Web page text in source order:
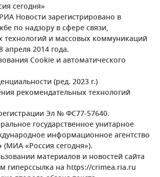
сегодня»
Новости зарегистрировано в
по надзору в сфере связи,
и массовых коммуникаций
апреля 2014 года.
Cookie и автоматического
(ред. 2023 г.)
рекомендательных технологий
Эл № ФС77-57640.
государственное унитарное
информационное агентство
(МИА «Россия сегодня»).
материалов и новостей сайта
гиперссылка на https://crimea.ria.ru